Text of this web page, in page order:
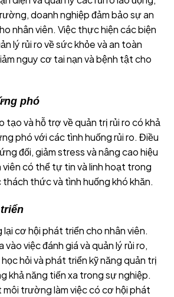
doanh nghiệp đảm bảo sự an
nhân viên. Việc thực hiện các biện
lý rủi ro về sức khỏe và an toàn
nguy cơ tai nạn và bệnh tật cho
phó
tạo và hỗ trợ về quản trị rủi ro có khả
phó với các tình huống rủi ro. Điều
đối, giảm stress và nâng cao hiệu
viên có thể tự tin và linh hoạt trong
thách thức và tình huống khó khăn.
lại cơ hội phát triển cho nhân viên.
việc đánh giá và quản lý rủi ro,
hỏi và phát triển kỹ năng quản trị
khả năng tiến xa trong sự nghiệp.
trường làm việc có cơ hội phát